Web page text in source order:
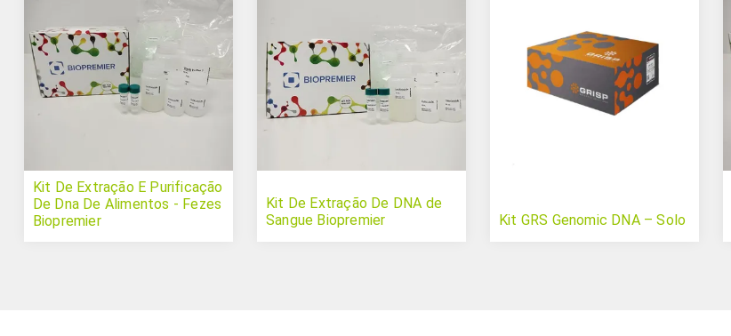
Kit De Extração E Purificação
De Dna De Alimentos - Fezes
Biopremier
Kit De Extração De DNA de
Sangue Biopremier
Kit GRS Genomic DNA – Solo